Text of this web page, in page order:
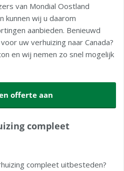
van Mondial Oostland
kunnen wij u daarom
aanbieden. Benieuwd
uw verhuizing naar Canada?
en wij nemen zo snel mogelijk
offerte aan
compleet
compleet uitbesteden?